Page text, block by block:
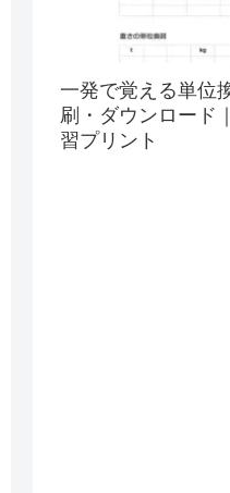
一発で覚える単位
刷・ダウンロード
習プリント